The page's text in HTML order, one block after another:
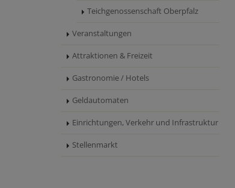
Teichgenossenschaft Oberpfalz
Veranstaltungen
Attraktionen & Freizeit
Gastronomie / Hotels
Geldautomaten
Einrichtungen, Verkehr und Infrastruktur
Stellenmarkt